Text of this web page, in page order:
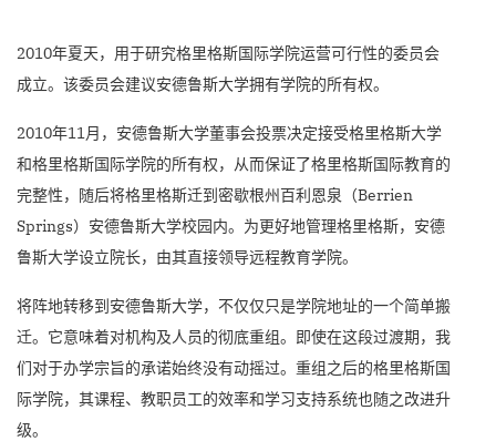
2010年夏天，用于研究格里格斯国际学院运营可行性的委员会
成立。该委员会建议安德鲁斯大学拥有学院的所有权。
2010年11月，安德鲁斯大学董事会投票决定接受格里格斯大学
和格里格斯国际学院的所有权，从而保证了格里格斯国际教育的
完整性，随后将格里格斯迁到密歇根州百利恩泉（Berrien
Springs）安德鲁斯大学校园内。为更好地管理格里格斯，安德
鲁斯大学设立院长，由其直接领导远程教育学院。
将阵地转移到安德鲁斯大学，不仅仅只是学院地址的一个简单搬
迁。它意味着对机构及人员的彻底重组。即使在这段过渡期，我
们对于办学宗旨的承诺始终没有动摇过。重组之后的格里格斯国
际学院，其课程、教职员工的效率和学习支持系统也随之改进升
级。